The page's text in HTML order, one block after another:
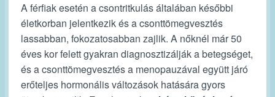
A férfiak esetén a csontritkulás általában későbbi
életkorban jelentkezik és a csonttömegvesztés
lassabban, fokozatosabban zajlik. A nőknél már 50
éves kor felett gyakran diagnosztizálják a betegséget,
és a csonttömegvesztés a menopauzával együtt járó
erőteljes hormonális változások hatására gyors